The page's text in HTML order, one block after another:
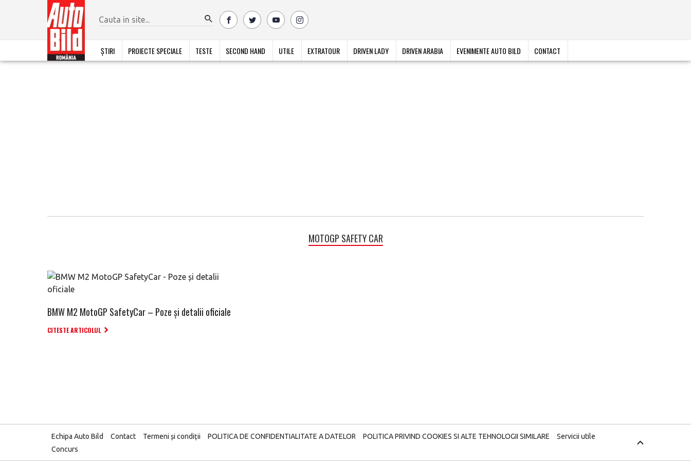
ȘTIRI PROIECTE SPECIALE TESTE SECOND HAND UTILE EXTRATOUR DRIVEN LADY DRIVEN ARABIA EVENIMENTE AUTO BILD CONTACT
MOTOGP SAFETY CAR
BMW M2 MotoGP SafetyCar – Poze și detalii oficiale
CITESTE ARTICOLUL
Echipa Auto Bild Contact Termeni și condiții POLITICA DE CONFIDENTIALITATE A DATELOR POLITICA PRIVIND COOKIES SI ALTE TEHNOLOGII SIMILARE
Servicii utile
Concurs